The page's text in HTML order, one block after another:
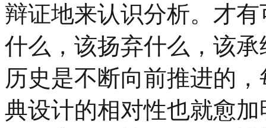
辩证地来认识分析。才
什么，该扬弃什么，该
历史是不断向前推进的
典设计的相对性也就愈